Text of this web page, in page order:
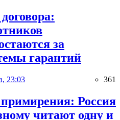
за
гарантий
23:03 361
Россия
читают одну и